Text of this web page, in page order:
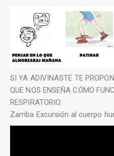
SI YA ADIVINASTE TE
QUE NOS ENSEÑA CÓMO
RESPIRATORIO:
Zamba Excursión al cuerpo